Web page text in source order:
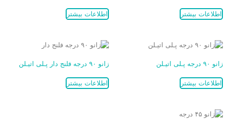
اطلاعات بیشتر اطلاعات بیشتر
زانو ۹۰ درجه پـلی اتیـلن
اطلاعات بیشتر
زانو ۹۰ درجه فلنج دار پـلی اتیـلن
اطلاعات بیشتر